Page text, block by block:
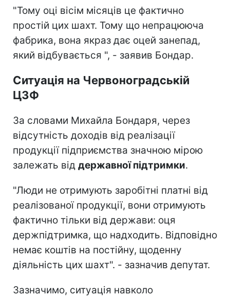
"Тому оці вісім місяців це фактично
простій цих шахт. Тому що непрацююча
фабрика, вона якраз дає оцей занепад,
який відбувається ", - заявив Бондар.
Ситуація на Червоноградській
ЦЗФ
За словами Михайла Бондаря, через
відсутність доходів від реалізації
продукції підприємства значною мірою
залежать від державної підтримки.
"Люди не отримують заробітні платні від
реалізованої продукції, вони отримують
фактично тільки від держави: оця
держпідтримка, що надходить. Відповідно
немає коштів на постійну, щоденну
діяльність цих шахт". - зазначив депутат.
Зазначимо, ситуація навколо